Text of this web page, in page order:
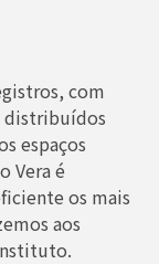
com
distribuídos
espaços
Vera é
os mais
aos